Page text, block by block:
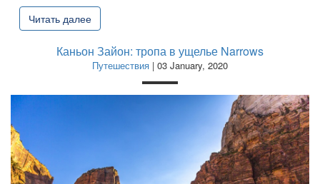
Читать далее
Каньон Зайон: тропа в ущелье Narrows
Путешествия | 03 January, 2020